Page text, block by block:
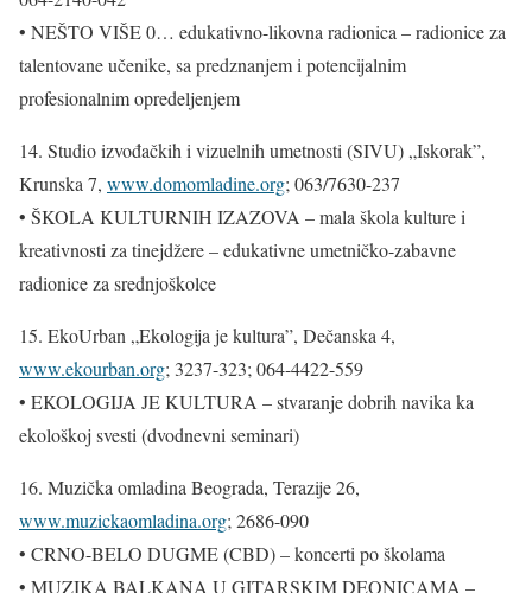
• NEŠTO VIŠE 0… edukativno-likovna radionica – radionice za
talentovane učenike, sa predznanjem i potencijalnim
profesionalnim opredeljenjem
14. Studio izvođačkih i vizuelnih umetnosti (SIVU) „Iskorak”,
Krunska 7, www.domomladine.org; 063/7630-237
• ŠKOLA KULTURNIH IZAZOVA – mala škola kulture i
kreativnosti za tinejdžere – edukativne umetničko-zabavne
radionice za srednjoškolce
15. EkoUrban „Ekologija je kultura”, Dečanska 4,
www.ekourban.org; 3237-323; 064-4422-559
• EKOLOGIJA JE KULTURA – stvaranje dobrih navika ka
ekološkoj svesti (dvodnevni seminari)
16. Muzička omladina Beograda, Terazije 26,
www.muzickaomladina.org; 2686-090
• CRNO-BELO DUGME (CBD) – koncerti po školama
• MUZIKA BALKANA U GITARSKIM DEONICAMA –